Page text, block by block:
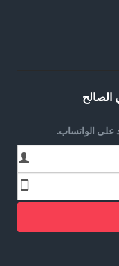
الصالح
على الواتساب.